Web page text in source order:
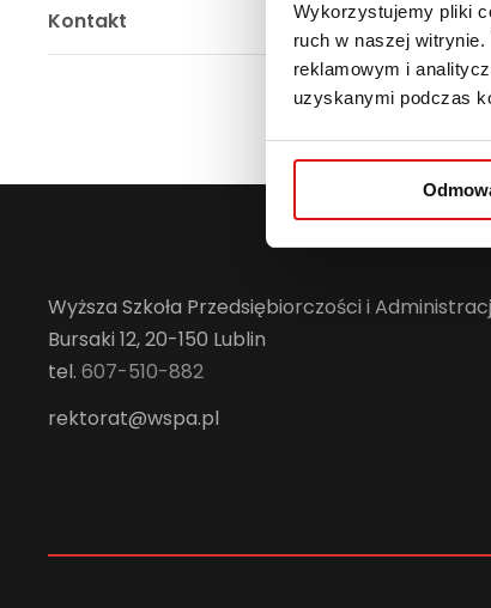
Wykorzystujemy pliki
ruch w naszej
reklamowym i
uzyskanymi podczas
Kontakt
Wyższa Szkoła Przedsiębiorczości i
Bursaki 12, 20-150 Lublin
tel. 607-510-882
rektorat@wspa.pl